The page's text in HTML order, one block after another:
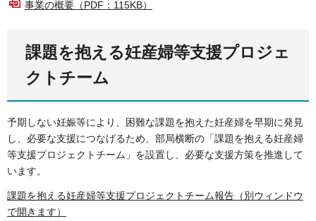
事業の概要（PDF：115KB）
課題を抱える妊産婦等支援プロジェ
クトチーム
予期しない妊娠等により、困難な課題を抱えた妊産婦を早期に発見
し、必要な支援につなげるため、部局横断の「課題を抱える妊産婦
等支援プロジェクトチーム」を設置し、必要な支援方策を推進して
います。
課題を抱える妊産婦等支援プロジェクトチーム報告（別ウィンドウ
で開きます）